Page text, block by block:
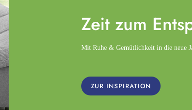
Zeit zum
Mit Ruhe & Gemütlichkeit in die neue
ZUR INSPIRATION